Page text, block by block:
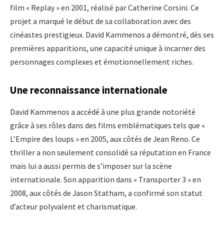
film « Replay » en 2001, réalisé par Catherine Corsini. Ce
projet a marqué le début de sa collaboration avec des
cinéastes prestigieux. David Kammenos a démontré, dès ses
premières apparitions, une capacité unique à incarner des
personnages complexes et émotionnellement riches.
Une reconnaissance internationale
David Kammenos a accédé à une plus grande notoriété
grâce à ses rôles dans des films emblématiques tels que «
L’Empire des loups » en 2005, aux côtés de Jean Reno. Ce
thriller a non seulement consolidé sa réputation en France
mais lui a aussi permis de s’imposer sur la scène
internationale. Son apparition dans « Transporter 3 » en
2008, aux côtés de Jason Statham, a confirmé son statut
d’acteur polyvalent et charismatique.